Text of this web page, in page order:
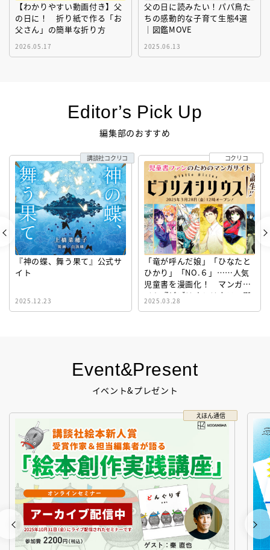
Event&Present
イベント&プレゼント
えほん通信
【わかりやすい動画付き】父
の日に！ 折り紙で作る「お
父さん」の簡単な折り方
2026.05.17
父の日に読みたい！パパ鳥た
ちの感動的な子育て生態4選
｜図鑑MOVE
2025.06.13
Editor’s Pick Up
編集部のおすすめ
『神の蝶、舞う果て』公式サ
イト
2025.12.23
講談社コクリコ
「竜が呼んだ娘」「ひなたと
ひかり」「NO.６」……人気
児童書を漫画化！ マンガサ
イト『ビブリオシリウス』誕
生！
2025.03.28
コクリコ